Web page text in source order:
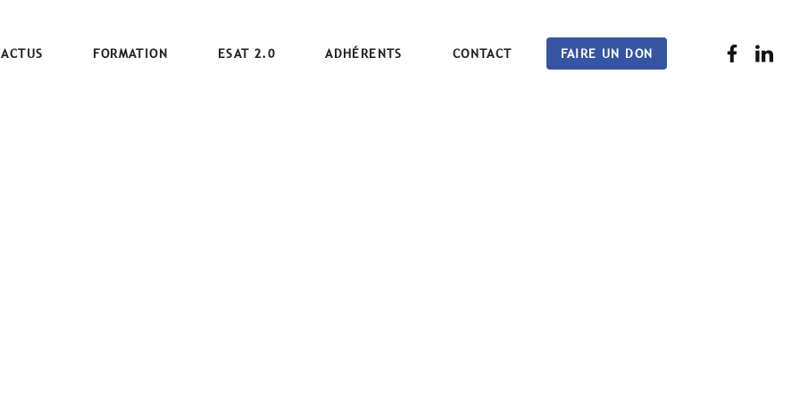
ACTUS FORMATION ESAT 2.0 ADHÉRENTS CONTACT FAIRE UN DON